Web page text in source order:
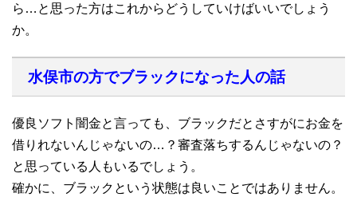
ら…と思った方はこれからどうしていけばいいでしょう
か。
水俣市の方でブラックになった人の話
優良ソフト闇金と言っても、ブラックだとさすがにお金を
借りれないんじゃないの…？審査落ちするんじゃないの？
と思っている人もいるでしょう。
確かに、ブラックという状態は良いことではありません。